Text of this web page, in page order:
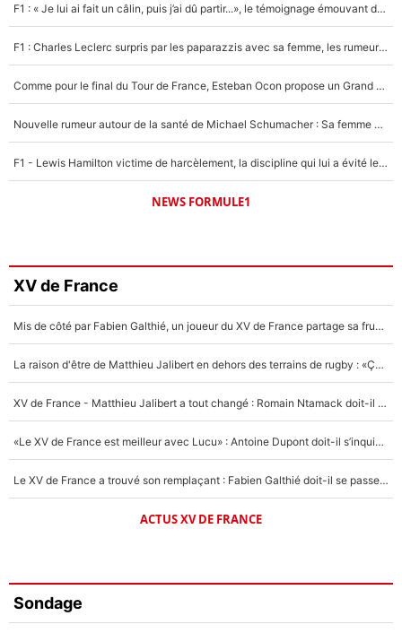
F1 : « Je lui ai fait un câlin, puis j’ai dû partir...», le témoignage émouvant de Max Verstappen sur sa fille
F1 : Charles Leclerc surpris par les paparazzis avec sa femme, les rumeurs étaient vraies !
Comme pour le final du Tour de France, Esteban Ocon propose un Grand Prix de Formule 1 à Paris : «Autour de l’Arc de Triomphe, ce serait génial» !
Nouvelle rumeur autour de la santé de Michael Schumacher : Sa femme Corinna sort du silence
F1 - Lewis Hamilton victime de harcèlement, la discipline qui lui a évité le pire : «J'aurais probablement mal tourné»
NEWS FORMULE1
XV de France
Mis de côté par Fabien Galthié, un joueur du XV de France partage sa frustration : «ils ne me l’ont pas dit tout de suite»
La raison d'être de Matthieu Jalibert en dehors des terrains de rugby : «Ça m'atteint autant que si tu touches à un membre de ma famille»
XV de France - Matthieu Jalibert a tout changé : Romain Ntamack doit-il s’inquiéter pour sa place à un an de la Coupe du monde ?
«Le XV de France est meilleur avec Lucu» : Antoine Dupont doit-il s’inquiéter pour sa place ?
Le XV de France a trouvé son remplaçant : Fabien Galthié doit-il se passer d'Antoine Dupont ?
ACTUS XV DE FRANCE
Sondage